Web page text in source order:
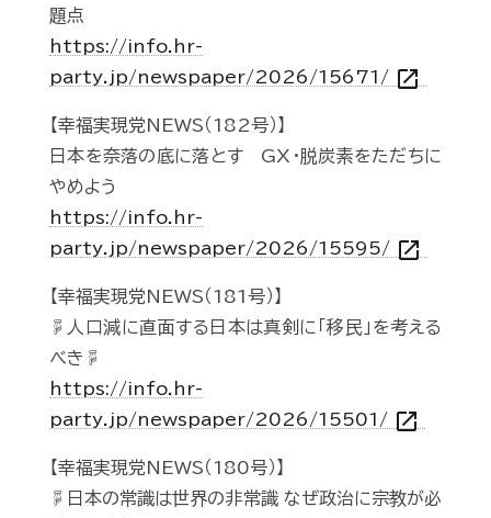
題点
https://info.hr-
party.jp/newspaper/2026/15671/ open_in_new
【幸福実現党NEWS（182号）】
日本を奈落の底に落とす GX・脱炭素をただちに
やめよう
https://info.hr-
party.jp/newspaper/2026/15595/ open_in_new
【幸福実現党NEWS（181号）】
☟人口減に直面する日本は真剣に「移民」を考える
べき☟
https://info.hr-
party.jp/newspaper/2026/15501/ open_in_new
【幸福実現党NEWS（180号）】
☟日本の常識は世界の非常識 なぜ政治に宗教が必